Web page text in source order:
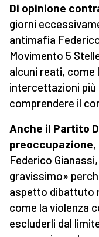
Di opinione
giorni
antimafia
Movimento 5
alcuni reati, come
intercettazioni più
comprendere il
Anche il Partito
preoccupazione,
Federico
gravissimo»
aspetto dibattuto
come la violenza
escluderli dal